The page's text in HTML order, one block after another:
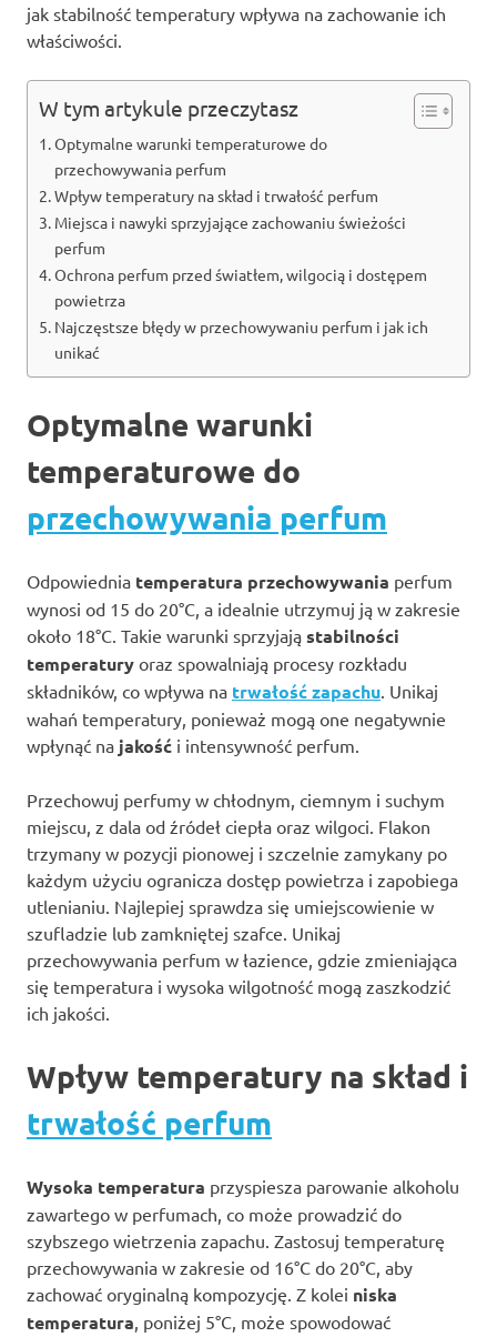
jak stabilność temperatury wpływa na zachowanie ich
właściwości.
W tym artykule przeczytasz
Optymalne warunki temperaturowe do
przechowywania perfum
Wpływ temperatury na skład i trwałość perfum
Miejsca i nawyki sprzyjające zachowaniu świeżości
perfum
Ochrona perfum przed światłem, wilgocią i dostępem
powietrza
Najczęstsze błędy w przechowywaniu perfum i jak ich
unikać
Optymalne warunki
temperaturowe do
przechowywania perfum
Odpowiednia temperatura przechowywania perfum
wynosi od 15 do 20°C, a idealnie utrzymuj ją w zakresie
około 18°C. Takie warunki sprzyjają stabilności
temperatury oraz spowalniają procesy rozkładu
składników, co wpływa na trwałość zapachu. Unikaj
wahań temperatury, ponieważ mogą one negatywnie
wpłynąć na jakość i intensywność perfum.
Przechowuj perfumy w chłodnym, ciemnym i suchym
miejscu, z dala od źródeł ciepła oraz wilgoci. Flakon
trzymany w pozycji pionowej i szczelnie zamykany po
każdym użyciu ogranicza dostęp powietrza i zapobiega
utlenianiu. Najlepiej sprawdza się umiejscowienie w
szufladzie lub zamkniętej szafce. Unikaj
przechowywania perfum w łazience, gdzie zmieniająca
się temperatura i wysoka wilgotność mogą zaszkodzić
ich jakości.
Wpływ temperatury na skład i
trwałość perfum
Wysoka temperatura przyspiesza parowanie alkoholu
zawartego w perfumach, co może prowadzić do
szybszego wietrzenia zapachu. Zastosuj temperaturę
przechowywania w zakresie od 16°C do 20°C, aby
zachować oryginalną kompozycję. Z kolei niska
temperatura, poniżej 5°C, może spowodować